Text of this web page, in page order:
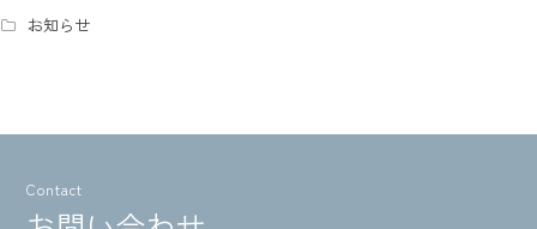
お知らせ
Contact